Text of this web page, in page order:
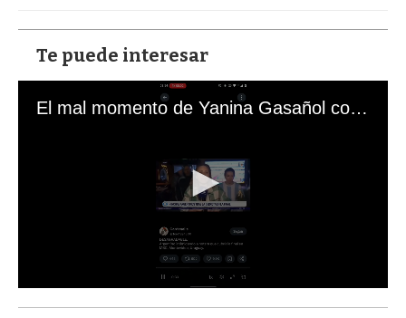
Te puede interesar
El mal momento de Yanina Gasañol con un hincha argentino en "Subrayado"
s